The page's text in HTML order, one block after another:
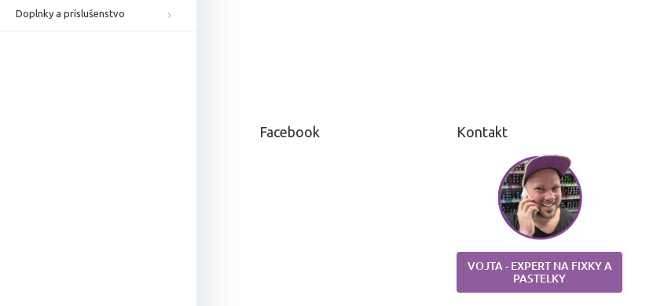
Doplnky a príslušenstvo
Facebook Kontakt
VOJTA - EXPERT NA FIXKY A
PASTELKY